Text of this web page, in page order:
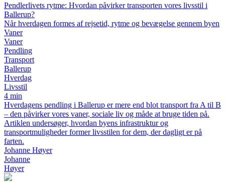
Pendlerlivets rytme: Hvordan påvirker transporten vores livsstil i
Ballerup?
Når hverdagen formes af rejsetid, rytme og bevægelse gennem byen
Vaner
Vaner
Pendling
Transport
Ballerup
Hverdag
Livsstil
4 min
Hverdagens pendling i Ballerup er mere end blot transport fra A til B
– den påvirker vores vaner, sociale liv og måde at bruge tiden på.
Artiklen undersøger, hvordan byens infrastruktur og
transportmuligheder former livsstilen for dem, der dagligt er på
farten.
Johanne Høyer
Johanne
Høyer